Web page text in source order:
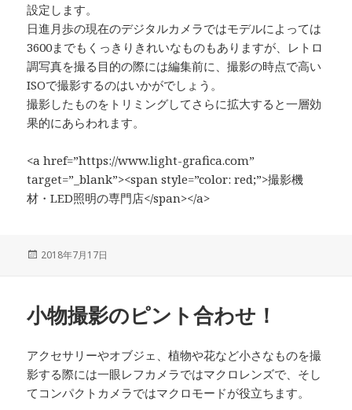
設定します。
日進月歩の現在のデジタルカメラではモデルによっては
3600までもくっきりきれいなものもありますが、レトロ
調写真を撮る目的の際には編集前に、撮影の時点で高い
ISOで撮影するのはいかがでしょう。
撮影したものをトリミングしてさらに拡大すると一層効
果的にあらわれます。
<a href=”https://www.light-grafica.com”
target=”_blank”><span style=”color: red;”>撮影機
材・LED照明の専門店</span></a>
投
2018年7月17日
小物撮影のピント合わせ！
アクセサリーやオブジェ、植物や花など小さなものを撮
影する際には一眼レフカメラではマクロレンズで、そし
てコンパクトカメラではマクロモードが役立ちます。